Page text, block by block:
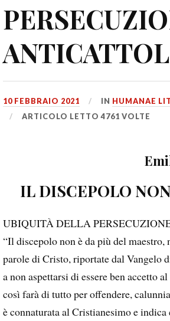
10 FEBBRAIO 2021 IN HUMANAE
ARTICOLO LETTO 4761 VOLTE
IL DISCEPOLO
UBIQUITÀ DELLA
“Il discepolo non è da più del maestro,
parole di Cristo, riportate dal Vangelo
a non aspettarsi di essere ben accetto
così farà di tutto per offendere,
è connaturata al Cristianesimo e